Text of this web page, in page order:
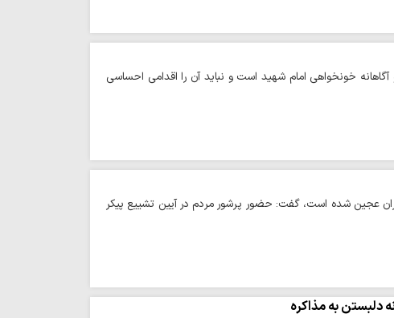
خونخواهی امام شهید است و نباید آن را اقدامی احساسی
عجین شده است، گفت: حضور پرشور مردم در آیین تشییع پیکر
دلبستن به مذاکره